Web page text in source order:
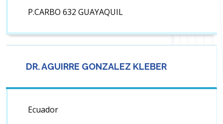
P.CARBO 632 GUAYAQUIL
DR. AGUIRRE GONZALEZ KLEBER
Ecuador